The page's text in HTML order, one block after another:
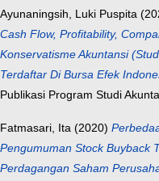
Ayunaningsih, Luki Puspita
Cash Flow, Profitability,
Konservatisme Akuntansi
Terdaftar Di Bursa Efek
Publikasi Program Studi
Fatmasari, Ita (2020)
Pengumuman Stock Buyback
Perdagangan Saham